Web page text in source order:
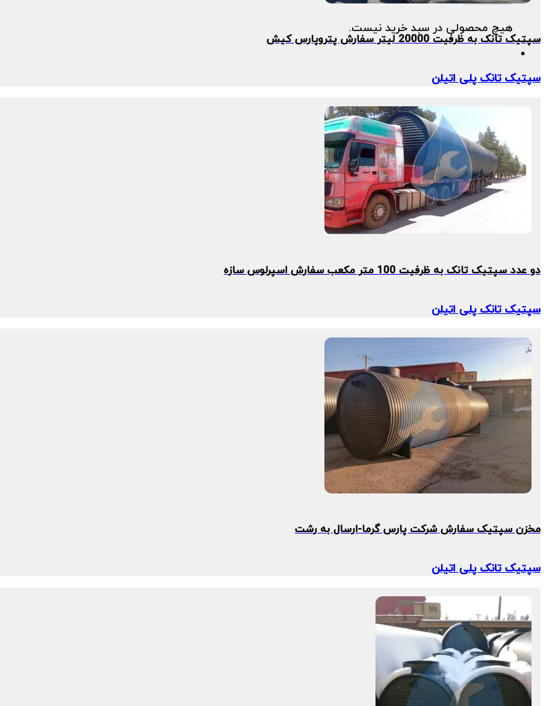
هیچ محصولی در سبد خرید نیست.
سپتیک تانک به ظرفیت 20000 لیتر سفارش پتروپارس کیش
سپتیک تانک پلی اتیلن
دو عدد سپتیک تانک به ظرفیت 100 متر مکعب سفارش اسپرلوس سازه
سپتیک تانک پلی اتیلن
مخزن سپتیک سفارش شرکت پارس گرما-ارسال به رشت
سپتیک تانک پلی اتیلن